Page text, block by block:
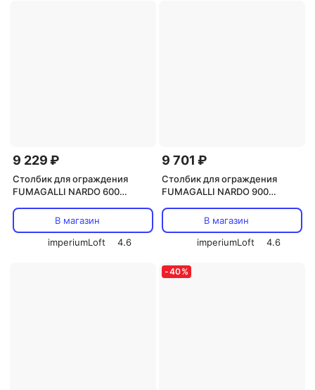
9 229 ₽
Столбик для ограждения
FUMAGALLI NARDO 600
В магазин
imperiumLoft
4.6
9 701 ₽
Столбик для ограждения
FUMAGALLI NARDO 900
В магазин
imperiumLoft
4.6
-40%